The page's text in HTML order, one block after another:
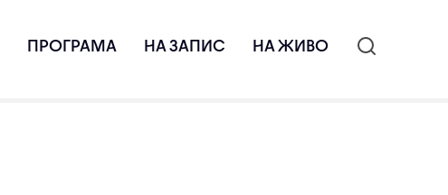
ПРОГРАМА НА ЗАПИС НА ЖИВО